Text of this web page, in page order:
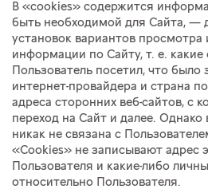
В «cookies» содержится
быть необходимой для Сайта, —
установок вариантов просмотра
информации по Сайту, т. е. какие
Пользователь посетил, что
интернет-провайдера и страна
адреса сторонних веб-сайтов, с
переход на Сайт и далее.
никак не связана с
«Cookies» не записывают адрес
Пользователя и какие-либо
относительно Пользователя.